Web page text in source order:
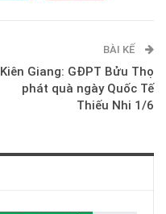
BÀI KẾ
Kiên Giang: GĐPT Bửu Thọ
phát quà ngày Quốc Tế
Thiếu Nhi 1/6